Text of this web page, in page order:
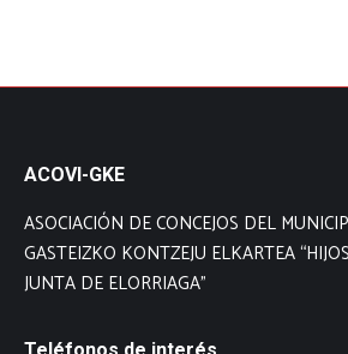
ACOVI-GKE
ASOCIACIÓN DE CONCEJOS DEL
GASTEIZKO KONTZEJU ELKARTEA
JUNTA DE ELORRIAGA”